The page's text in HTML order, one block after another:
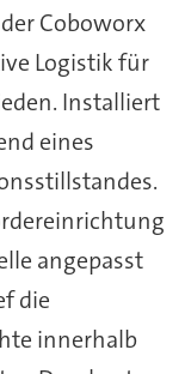
Coboworx
Logistik für
Installiert
eines
angepasst
die
innerhalb